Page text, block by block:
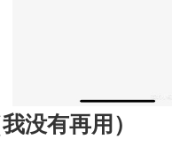
没有再用）